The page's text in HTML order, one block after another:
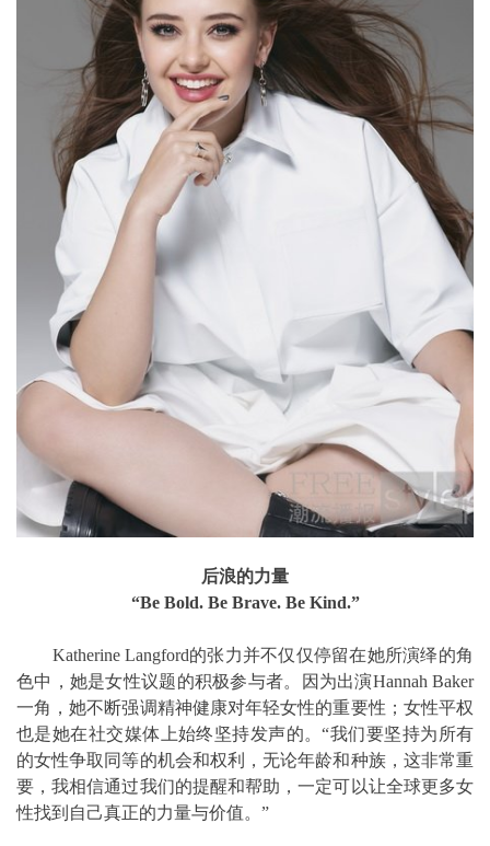
后浪的力量
“Be Bold. Be Brave. Be Kind.”
Katherine Langford的张力并不仅仅停留在她所演绎的角
色中，她是女性议题的积极参与者。因为出演Hannah Baker
一角，她不断强调精神健康对年轻女性的重要性；女性平权
也是她在社交媒体上始终坚持发声的。“我们要坚持为所有
的女性争取同等的机会和权利，无论年龄和种族，这非常重
要，我相信通过我们的提醒和帮助，一定可以让全球更多女
性找到自己真正的力量与价值。”